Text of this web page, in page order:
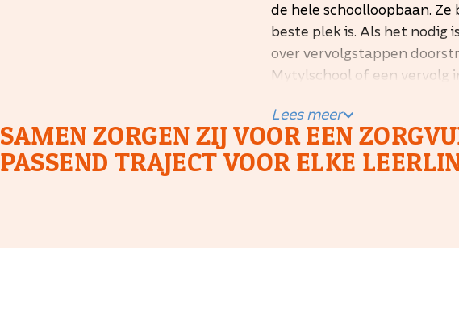
de hele schoolloopbaan.
beste plek is. Als het nodig
over vervolgstappen
Mytylschool of een vervolg
Wie zitten er in de
Directeuren van SO en
Gedragsdeskundigen
Lees meer
SAMEN ZORGEN ZIJ VOOR EEN
PASSEND TRAJECT VOOR ELKE